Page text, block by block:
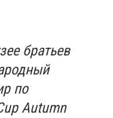
братьев
по
Autumn